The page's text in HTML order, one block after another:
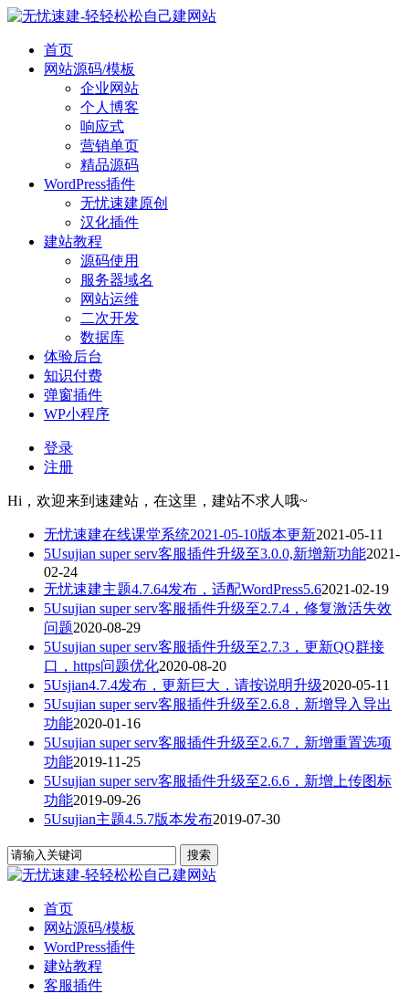
首页
网站源码/模板
企业网站
个人博客
响应式
营销单页
精品源码
WordPress插件
无忧速建原创
汉化插件
建站教程
源码使用
服务器域名
网站运维
二次开发
数据库
体验后台
知识付费
弹窗插件
WP小程序
登录
注册
Hi，欢迎来到速建站，在这里，建站不求人哦~
无忧速建在线课堂系统2021-05-10版本更新2021-05-11
5Usujian super serv客服插件升级至3.0.0,新增新功能2021-
02-24
无忧速建主题4.7.64发布，适配WordPress5.62021-02-19
5Usujian super serv客服插件升级至2.7.4，修复激活失效
问题2020-08-29
5Usujian super serv客服插件升级至2.7.3，更新QQ群接
口，https问题优化2020-08-20
5Usjian4.7.4发布，更新巨大，请按说明升级2020-05-11
5Usujian super serv客服插件升级至2.6.8，新增导入导出
功能2020-01-16
5Usujian super serv客服插件升级至2.6.7，新增重置选项
功能2019-11-25
5Usujian super serv客服插件升级至2.6.6，新增上传图标
功能2019-09-26
5Usujian主题4.5.7版本发布2019-07-30
首页
网站源码/模板
WordPress插件
建站教程
客服插件